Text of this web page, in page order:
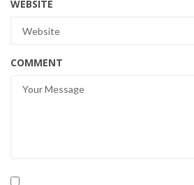
WEBSITE
COMMENT